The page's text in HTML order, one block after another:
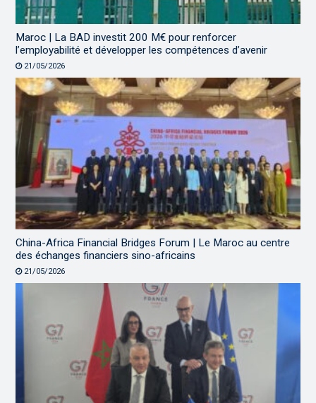
Maroc | La BAD investit 200 M€ pour renforcer
l’employabilité et développer les compétences d’avenir
21/05/2026
China-Africa Financial Bridges Forum | Le Maroc au centre
des échanges financiers sino-africains
21/05/2026